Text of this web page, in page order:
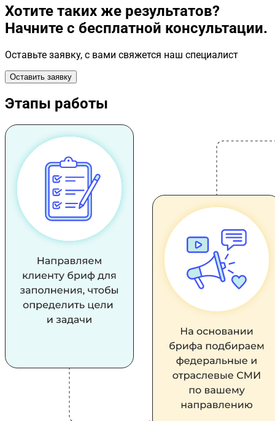
Хотите таких же результатов?
Начните с бесплатной консультации.
Оставьте заявку, с вами свяжется наш специалист
Оставить заявку
Этапы работы